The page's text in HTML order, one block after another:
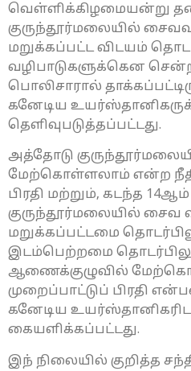
வெள்ளிக்கிழமையன்று
குருந்தூர்மலையில்
மறுக்கப்பட்ட விடயம்
வழிபாடுகளுக்கென
பொலிசாரால்
கனேடிய
தெளிவுபடுத்தப்பட்டது.
அத்தோடு
மேற்கொள்ளலாம் என்ற
பிரதி மற்றும், கடந்த 14ஆம்
குருந்தூர்மலையில் சைவ
மறுக்கப்பட்டமை
இடம்பெற்றமை
ஆணைக்குழுவில்
முறைப்பாட்டுப் பிரதி
கனேடிய
கையளிக்கப்பட்டது.
இந் நிலையில் குறித்த